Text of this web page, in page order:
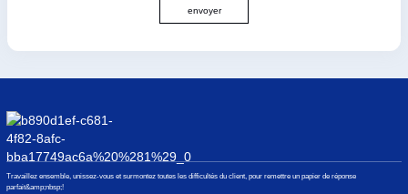
envoyer
Travaillez ensemble, unissez-vous et surmontez toutes les difficultés du client, pour remettre un papier de réponse
parfait&amp;nbsp;!